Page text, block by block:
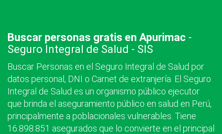
Buscar personas gratis en Apurimac -
Seguro Integral de Salud - SIS
Buscar Personas en el Seguro Integral de Salud por
datos personal, DNI o Carnet de extranjería. El Seguro
Integral de Salud es un organismo público ejecutor
que brinda el aseguramiento público en salud en Perú,
principalmente a poblacionales vulnerables. Tiene
16.898.851 asegurados que lo convierte en el principal